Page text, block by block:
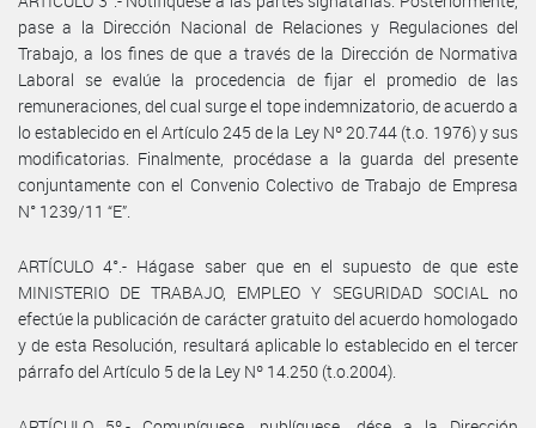
pase a la Dirección Nacional de Relaciones y Regulaciones del
Trabajo, a los fines de que a través de la Dirección de Normativa
Laboral se evalúe la procedencia de fijar el promedio de las
remuneraciones, del cual surge el tope indemnizatorio, de acuerdo a
lo establecido en el Artículo 245 de la Ley Nº 20.744 (t.o. 1976) y sus
modificatorias. Finalmente, procédase a la guarda del presente
conjuntamente con el Convenio Colectivo de Trabajo de Empresa
N° 1239/11 “E”.
ARTÍCULO 4°.- Hágase saber que en el supuesto de que este
MINISTERIO DE TRABAJO, EMPLEO Y SEGURIDAD SOCIAL no
efectúe la publicación de carácter gratuito del acuerdo homologado
y de esta Resolución, resultará aplicable lo establecido en el tercer
párrafo del Artículo 5 de la Ley Nº 14.250 (t.o.2004).